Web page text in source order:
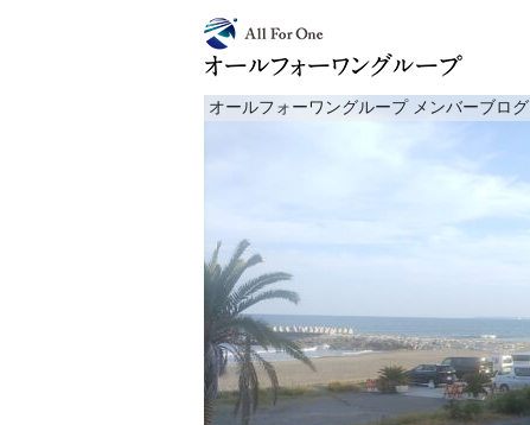
オールフォーワングループ メンバーブログ